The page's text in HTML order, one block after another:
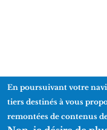
En poursuivant votre
tiers destinés à vous
remontées de contenus